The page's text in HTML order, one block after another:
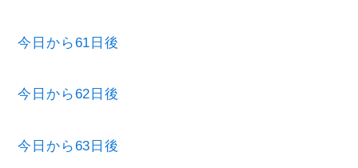
今日から61日後
今日から62日後
今日から63日後